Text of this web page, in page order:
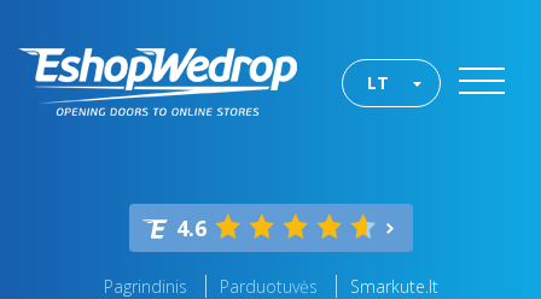
LT
4.6
Pagrindinis Parduotuvės Smarkute.lt